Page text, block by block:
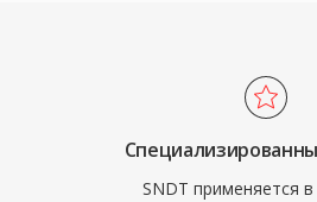
SNDT применяется